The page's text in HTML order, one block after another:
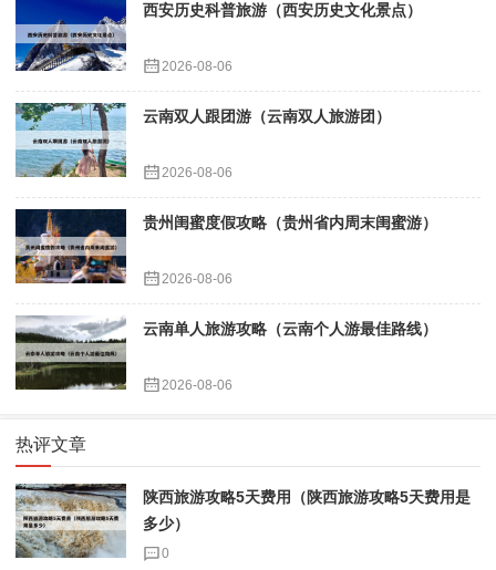
西安历史科普旅游（西安历史文化景点）
2026-08-06
云南双人跟团游（云南双人旅游团）
2026-08-06
贵州闺蜜度假攻略（贵州省内周末闺蜜游）
2026-08-06
云南单人旅游攻略（云南个人游最佳路线）
2026-08-06
热评文章
陕西旅游攻略5天费用（陕西旅游攻略5天费用是
多少）
0